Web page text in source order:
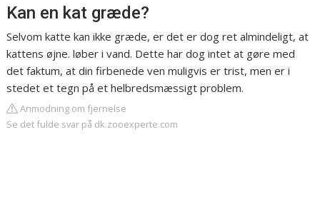
Kan en kat græde?
Selvom katte kan ikke græde, er det er dog ret almindeligt, at
kattens øjne. løber i vand. Dette har dog intet at gøre med
det faktum, at din firbenede ven muligvis er trist, men er i
stedet et tegn på et helbredsmæssigt problem.
Anmodning om fjernelse
Se det fulde svar på dk.zooexperte.com